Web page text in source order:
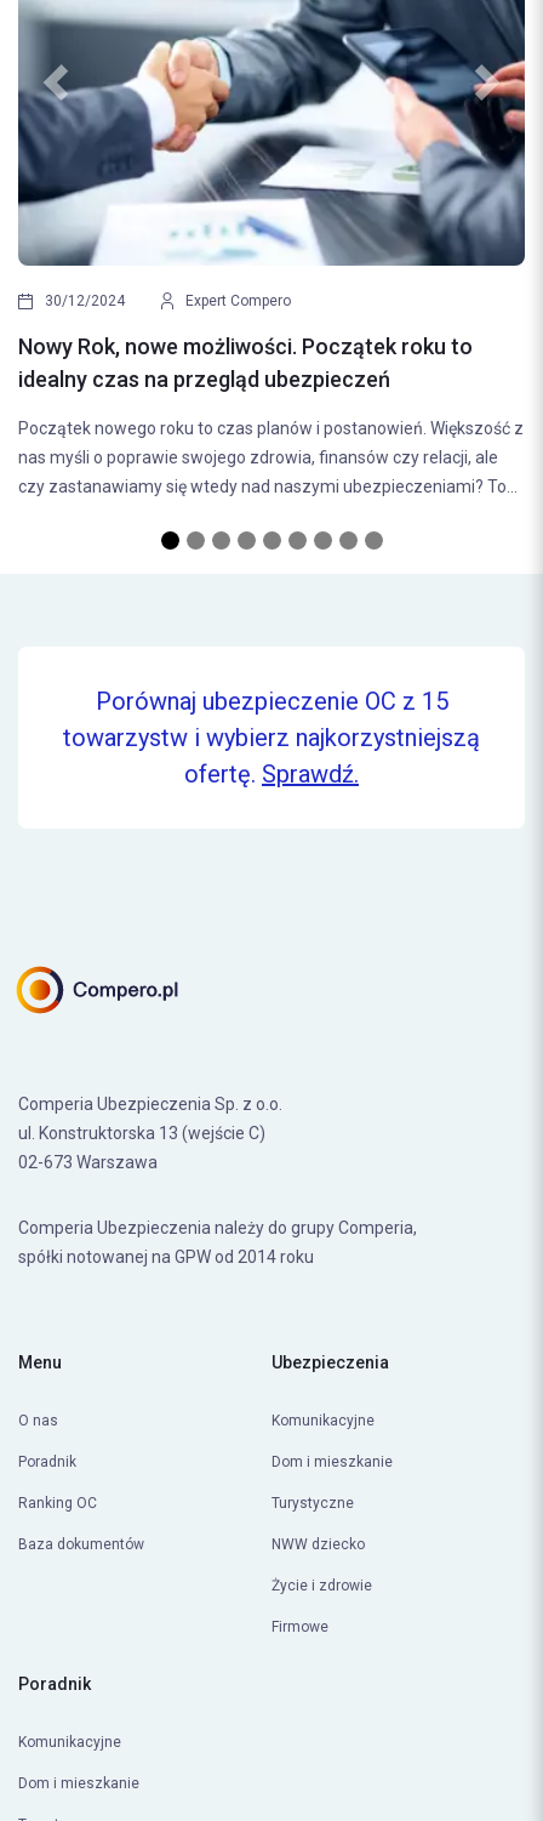
Expert Compero
możliwości. Początek roku to
na przegląd ubezpieczeń
roku to czas planów i postanowień. Większość z
swojego zdrowia, finansów czy relacji, ale
się wtedy nad naszymi ubezpieczeniami? To...
21/08/2024
Wybór
bezpieczeństwa na
Previous Next
Porównaj ubezpieczenie OC z 15
towarzystw i wybierz najkorzystniejszą
ofertę. Sprawdź.
Comperia Ubezpieczenia Sp. z o.o.
ul. Konstruktorska 13 (wejście C)
02-673 Warszawa
Comperia Ubezpieczenia należy do grupy Comperia,
spółki notowanej na GPW od 2014 roku
Menu
O nas
Poradnik
Ranking OC
Baza dokumentów
Ubezpieczenia
Komunikacyjne
Dom i mieszkanie
Turystyczne
NWW dziecko
Życie i zdrowie
Firmowe
Poradnik
Komunikacyjne
Dom i mieszkanie